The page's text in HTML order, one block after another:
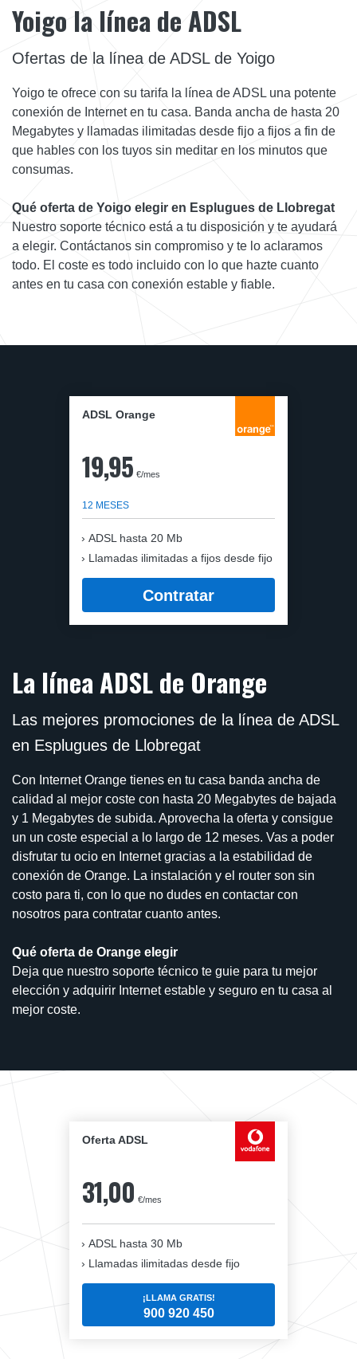
Yoigo la línea de ADSL
Ofertas de la línea de ADSL de Yoigo
Yoigo te ofrece con su tarifa la línea de ADSL una potente
conexión de Internet en tu casa. Banda ancha de hasta 20
Megabytes y llamadas ilimitadas desde fijo a fijos a fin de
que hables con los tuyos sin meditar en los minutos que
consumas.
Qué oferta de Yoigo elegir en Esplugues de Llobregat
Nuestro soporte técnico está a tu disposición y te ayudará
a elegir. Contáctanos sin compromiso y te lo aclaramos
todo. El coste es todo incluido con lo que hazte cuanto
antes en tu casa con conexión estable y fiable.
ADSL Orange
19,95 €/mes
12 MESES
ADSL hasta 20 Mb
Llamadas ilimitadas a fijos desde fijo
Contratar
La línea ADSL de Orange
Las mejores promociones de la línea de ADSL
en Esplugues de Llobregat
Con Internet Orange tienes en tu casa banda ancha de
calidad al mejor coste con hasta 20 Megabytes de bajada
y 1 Megabytes de subida. Aprovecha la oferta y consigue
un un coste especial a lo largo de 12 meses. Vas a poder
disfrutar tu ocio en Internet gracias a la estabilidad de
conexión de Orange. La instalación y el router son sin
costo para ti, con lo que no dudes en contactar con
nosotros para contratar cuanto antes.
Qué oferta de Orange elegir
Deja que nuestro soporte técnico te guie para tu mejor
elección y adquirir Internet estable y seguro en tu casa al
mejor coste.
Oferta ADSL
31,00 €/mes
ADSL hasta 30 Mb
Llamadas ilimitadas desde fijo
¡LLAMA GRATIS!
900 920 450